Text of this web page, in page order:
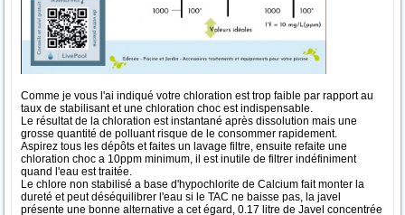
Comme je vous l'ai indiqué votre chloration est trop faible par rapport au
taux de stabilisant et une chloration choc est indispensable.
Le résultat de la chloration est instantané après dissolution mais une
grosse quantité de polluant risque de le consommer rapidement.
Aspirez tous les dépôts et faites un lavage filtre, ensuite refaite une
chloration choc a 10ppm minimum, il est inutile de filtrer indéfiniment
quand l'eau est traitée.
Le chlore non stabilisé a base d'hypochlorite de Calcium fait monter la
dureté et peut déséquilibrer l'eau si le TAC ne baisse pas, la javel
présente une bonne alternative a cet égard, 0.17 litre de Javel concentrée